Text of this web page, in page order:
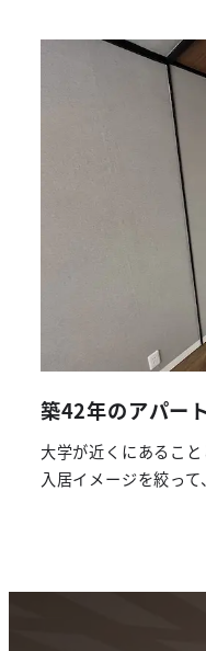
築42年のアパー
大学が近くにあるこ
入居イメージを絞っ